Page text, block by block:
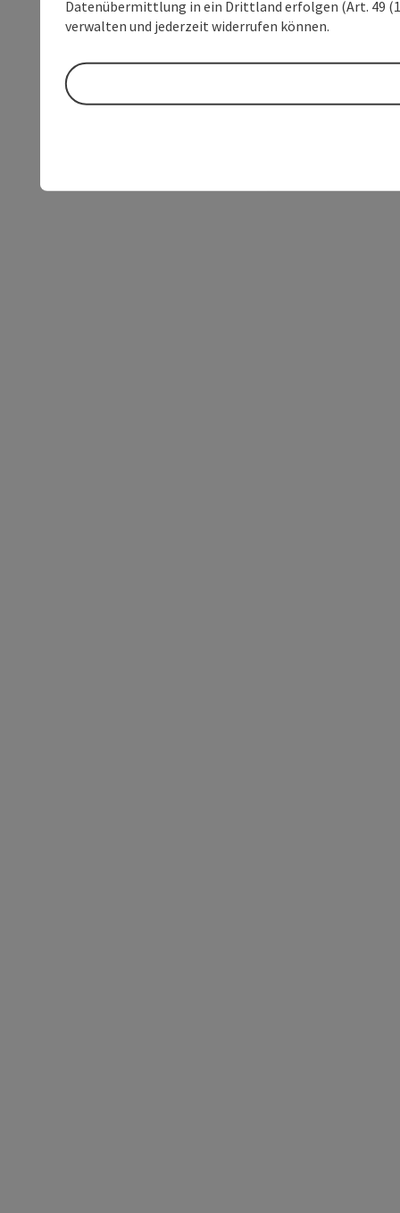
Datenübermittlung in ein Drittland erfolgen (Art. 49
verwalten und jederzeit widerrufen können.